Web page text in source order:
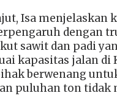
Isa menjelaskan
dengan
sawit dan padi
kapasitas jalan di
berwenang
puluhan ton tidak